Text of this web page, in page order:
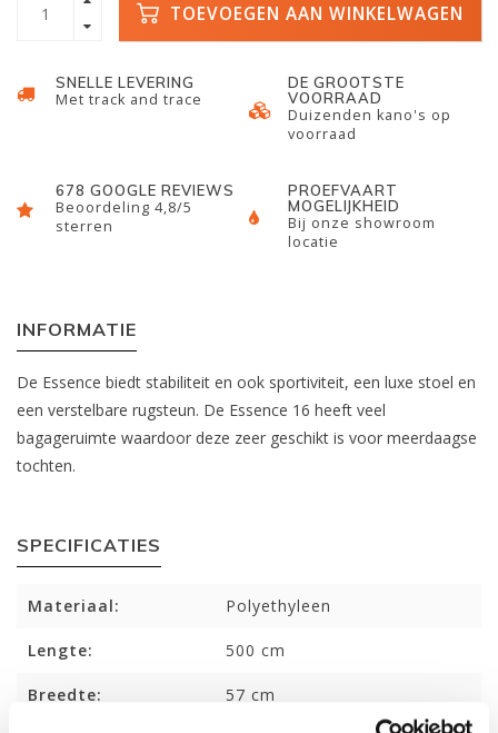
TOEVOEGEN AAN WINKELWAGEN
SNELLE LEVERING
Met track and trace
DE GROOTSTE
VOORRAAD
Duizenden kano's op
voorraad
678 GOOGLE REVIEWS
Beoordeling 4,8/5
sterren
PROEFVAART
MOGELIJKHEID
Bij onze showroom
locatie
INFORMATIE
De Essence biedt stabiliteit en ook sportiviteit, een luxe stoel en
een verstelbare rugsteun. De Essence 16 heeft veel
bagageruimte waardoor deze zeer geschikt is voor meerdaagse
tochten.
SPECIFICATIES
Materiaal: Polyethyleen
Lengte: 500 cm
Breedte: 57 cm